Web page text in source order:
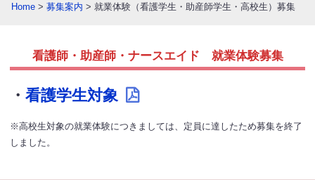
Home > 募集案内 > 就業体験（看護学生・助産師学生・高校生）募集
看護師・助産師・ナースエイド 就業体験募集
・看護学生対象
※高校生対象の就業体験につきましては、定員に達したため募集を終了
しました。